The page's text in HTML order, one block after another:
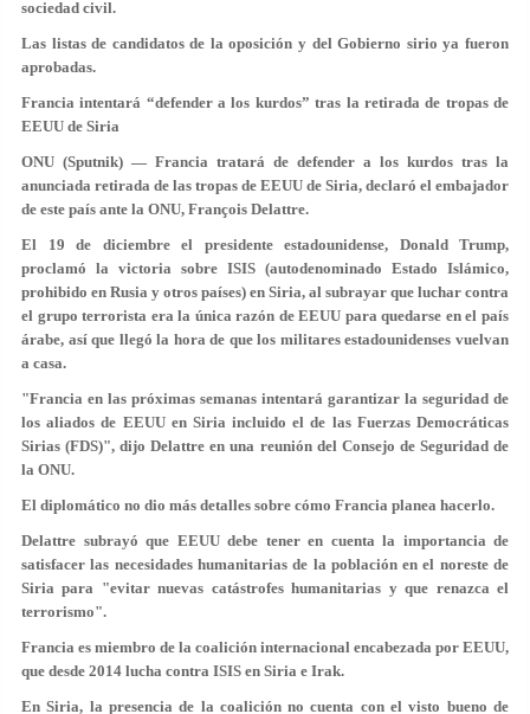
sociedad civil.
Las listas de candidatos de la oposición y del Gobierno sirio ya fueron
aprobadas.
Francia intentará “defender a los kurdos” tras la retirada de tropas de
EEUU de Siria
ONU (Sputnik) — Francia tratará de defender a los kurdos tras la
anunciada retirada de las tropas de EEUU de Siria, declaró el embajador
de este país ante la ONU, François Delattre.
El 19 de diciembre el presidente estadounidense, Donald Trump,
proclamó la victoria sobre ISIS (autodenominado Estado Islámico,
prohibido en Rusia y otros países) en Siria, al subrayar que luchar contra
el grupo terrorista era la única razón de EEUU para quedarse en el país
árabe, así que llegó la hora de que los militares estadounidenses vuelvan
a casa.
"Francia en las próximas semanas intentará garantizar la seguridad de
los aliados de EEUU en Siria incluido el de las Fuerzas Democráticas
Sirias (FDS)", dijo Delattre en una reunión del Consejo de Seguridad de
la ONU.
El diplomático no dio más detalles sobre cómo Francia planea hacerlo.
Delattre subrayó que EEUU debe tener en cuenta la importancia de
satisfacer las necesidades humanitarias de la población en el noreste de
Siria para "evitar nuevas catástrofes humanitarias y que renazca el
terrorismo".
Francia es miembro de la coalición internacional encabezada por EEUU,
que desde 2014 lucha contra ISIS en Siria e Irak.
En Siria, la presencia de la coalición no cuenta con el visto bueno de